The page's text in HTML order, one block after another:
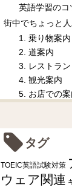
英語学習のコ
街中でちょっと
1. 乗り物案内
2. 道案内
3. レストラン
4. 観光案内
5. お店での案
タグ
TOEIC英語試験対策
ウェア関連